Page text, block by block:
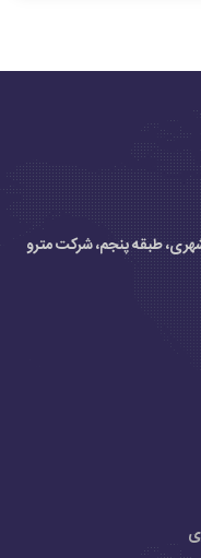
طبقه پنجم، شرکت مترو